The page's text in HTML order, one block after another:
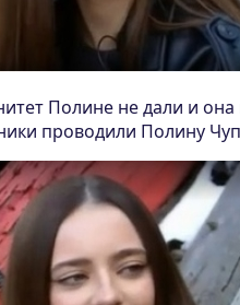
Полине не дали и
проводили Полину